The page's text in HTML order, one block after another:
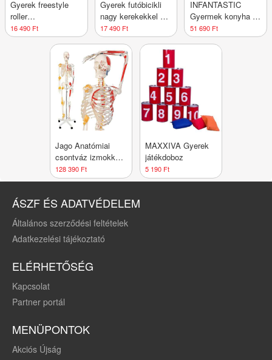
Gyerek freestyle
roller
zöld/narancssárga
16 490 Ft
Gyerek futóbicikli
nagy kerekekkel és
hevederrel fekete
17 490 Ft
INFANTASTIC
Gyermek konyha 61
x 100 x 33 cm
51 690 Ft
Jago Anatómiai
csontváz izmokkal
inakkal és
poszterrel
128 390 Ft
MAXXIVA Gyerek
játékdoboz
5 190 Ft
ÁSZF ÉS ADATVÉDELEM
Általános szerződési feltételek
Adatkezelési tájékoztató
ELÉRHETŐSÉG
Kapcsolat
Partner portál
MENÜPONTOK
Akciós Újság